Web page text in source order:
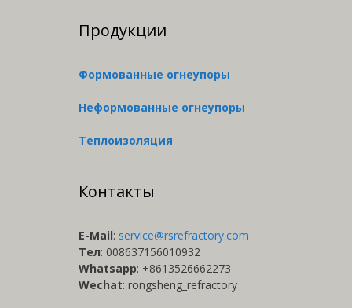
Продукции
Формованные огнеупоры
Неформованные огнеупоры
Теплоизоляция
Контакты
E-Мail: service@rsrefractory.com
Тел: 008637156010932
Whatsapp: +8613526662273
Wechat: rongsheng_refractory